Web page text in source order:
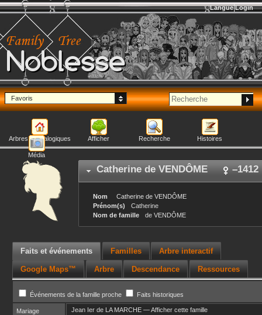
Noblesse
Langue Login
Favoris
Arbres généalogiques Afficher Recherche Histoires
Média
Catherine de VENDÔME –1412
Nom Catherine de VENDÔME
Prénom(s)
Catherine
Nom de famille
de VENDÔME
Faits et événements Familles Arbre interactif
Google Maps™ Arbre Descendance Ressources
Événements de la famille proche Faits historiques
Mariage Jean Ier de LA MARCHE —Afficher cette famille